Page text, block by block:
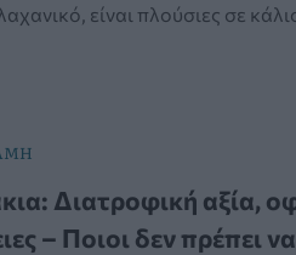
είναι πλούσιες σε
Διατροφική αξία,
– Ποιοι δεν πρέπει